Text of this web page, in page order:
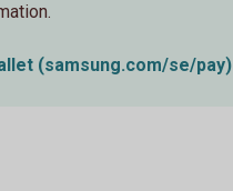
(samsung.com/se/pay)